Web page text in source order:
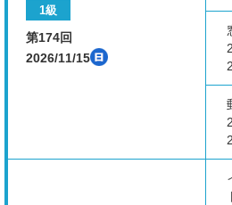
1級
第174回
2026/11/15